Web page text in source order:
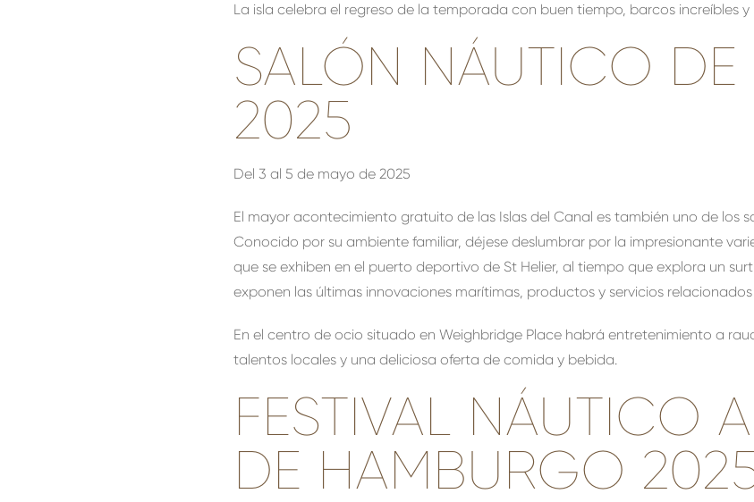
La isla celebra el regreso de la temporada con buen tiempo, barcos increíbles
SALÓN NÁUTICO DE
2025
Del 3 al 5 de mayo de 2025
El mayor acontecimiento gratuito de las Islas del Canal es también uno de los
Conocido por su ambiente familiar, déjese deslumbrar por la impresionante
que se exhiben en el puerto deportivo de St Helier, al tiempo que explora un
exponen las últimas innovaciones marítimas, productos y servicios
En el centro de ocio situado en Weighbridge Place habrá entretenimiento a
talentos locales y una deliciosa oferta de comida y bebida.
FESTIVAL NÁUTICO
DE HAMBURGO